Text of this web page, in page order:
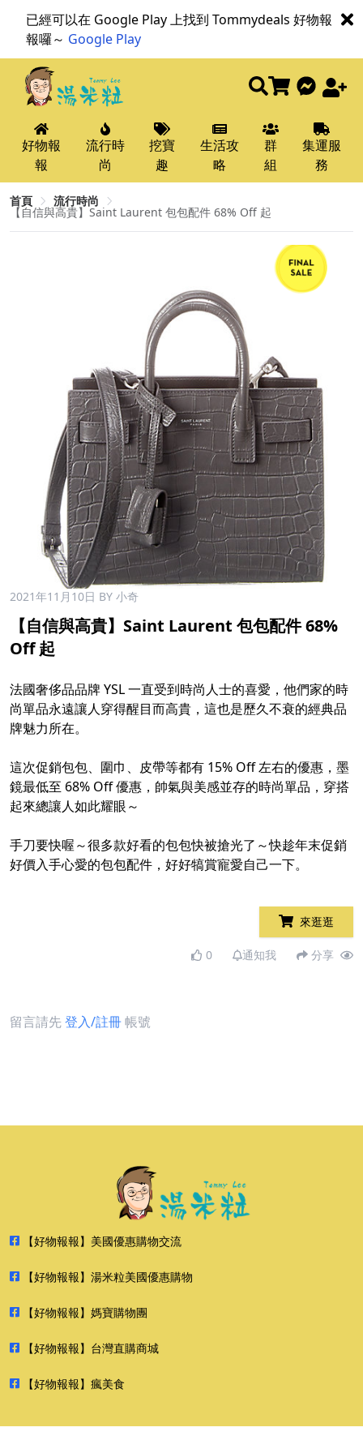
已經可以在 Google Play 上找到 Tommydeals 好物報
報囉～ Google Play
好物報
報
流行時
尚
挖寶
趣
生活攻
略
群
組
集運服
務
首頁 流行時尚
【自信與高貴】Saint Laurent 包包配件 68% Off 起
2021年11月10日 BY 小奇
【自信與高貴】Saint Laurent 包包配件 68%
Off 起
法國奢侈品品牌 YSL 一直受到時尚人士的喜愛，他們家的時
尚單品永遠讓人穿得醒目而高貴，這也是歷久不衰的經典品
牌魅力所在。
這次促銷包包、圍巾、皮帶等都有 15% Off 左右的優惠，墨
鏡最低至 68% Off 優惠，帥氣與美感並存的時尚單品，穿搭
起來總讓人如此耀眼～
手刀要快喔～很多款好看的包包快被搶光了～快趁年末促銷
好價入手心愛的包包配件，好好犒賞寵愛自己一下。
來逛逛
0 通知我 分享
留言請先登入/註冊帳號
【好物報報】美國優惠購物交流
【好物報報】湯米粒美國優惠購物
【好物報報】媽寶購物團
【好物報報】台灣直購商城
【好物報報】瘋美食